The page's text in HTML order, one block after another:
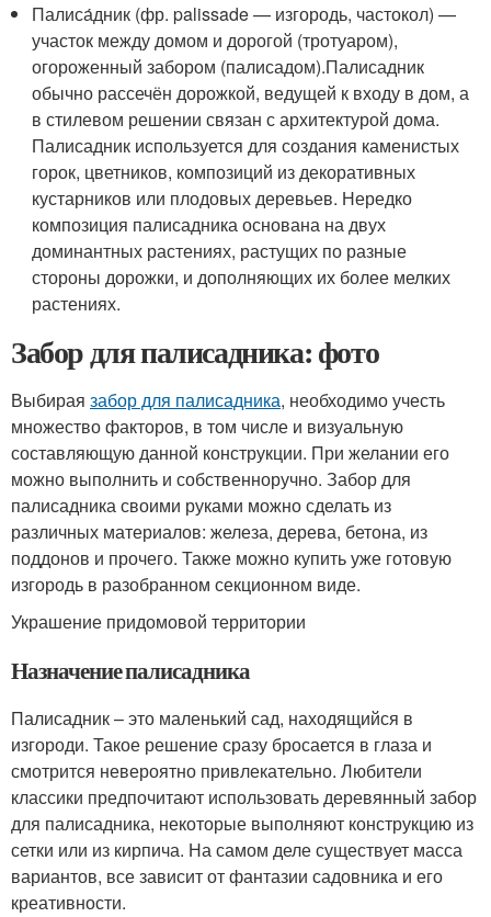
Палиса́дник (фр. palissade — изгородь, частокол) —
участок между домом и дорогой (тротуаром),
огороженный забором (палисадом).Палисадник
обычно рассечён дорожкой, ведущей к входу в дом, а
в стилевом решении связан с архитектурой дома.
Палисадник используется для создания каменистых
горок, цветников, композиций из декоративных
кустарников или плодовых деревьев. Нередко
композиция палисадника основана на двух
доминантных растениях, растущих по разные
стороны дорожки, и дополняющих их более мелких
растениях.
Забор для палисадника: фото
Выбирая забор для палисадника, необходимо учесть
множество факторов, в том числе и визуальную
составляющую данной конструкции. При желании его
можно выполнить и собственноручно. Забор для
палисадника своими руками можно сделать из
различных материалов: железа, дерева, бетона, из
поддонов и прочего. Также можно купить уже готовую
изгородь в разобранном секционном виде.
Украшение придомовой территории
Назначение палисадника
Палисадник – это маленький сад, находящийся в
изгороди. Такое решение сразу бросается в глаза и
смотрится невероятно привлекательно. Любители
классики предпочитают использовать деревянный забор
для палисадника, некоторые выполняют конструкцию из
сетки или из кирпича. На самом деле существует масса
вариантов, все зависит от фантазии садовника и его
креативности.